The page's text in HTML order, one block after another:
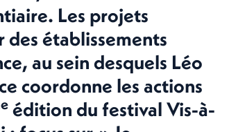
Les projets
établissements
au sein desquels Léo
coordonne les actions
édition du festival Vis-à-